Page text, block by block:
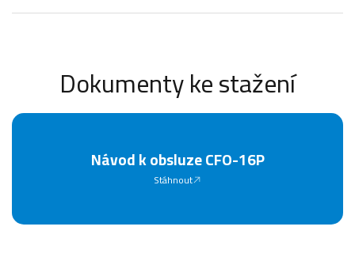
Dokumenty ke stažení
Návod k obsluze CFO-16P
Stáhnout